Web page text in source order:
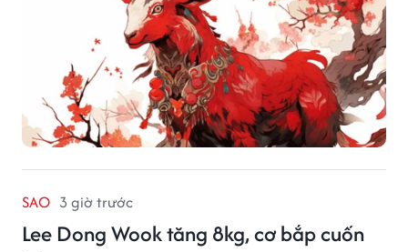
SAO 3 giờ trước
Lee Dong Wook tăng 8kg, cơ bắp cuốn